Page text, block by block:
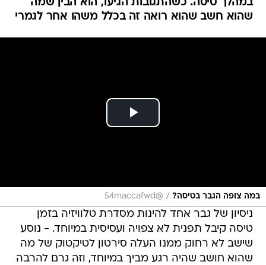
במהלך טיסה. כשהתגובות הגיעו, הוא הבין שמה
שהוא חשב שהוא רואה זה בכלל משהו אחר לגמרי
במה צופה הגבר בטיסה? /
@54maccafwd
ניסיון של גבר אחד להינות מסדרת טלוויזיה בזמן
טיסה קיבל תפנית לא צפויה ועסיסית במיוחד. - נוסע
שישב לא רחוק ממנו העלה סירטון לטיקטוק של מה
שהוא חושב שהיה רגע מביך במיוחד, וזה גרם להרבה